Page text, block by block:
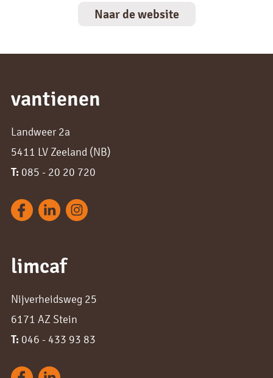
Naar de website
vantienen
Landweer 2a
5411 LV Zeeland (NB)
T: 085 - 20 20 720
limcaf
Nijverheidsweg 25
6171 AZ Stein
T: 046 - 433 93 83